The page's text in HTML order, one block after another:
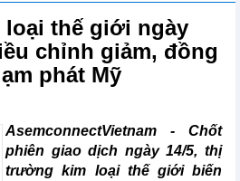
thế giới ngày
chỉnh giảm, đồng
phát Mỹ
AsemconnectVietnam - Chốt
phiên giao dịch ngày 14/5, thị
trường kim loại thế giới biến